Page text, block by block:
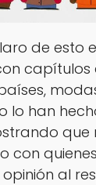
de esto
capítulos
lo han
que
con
al